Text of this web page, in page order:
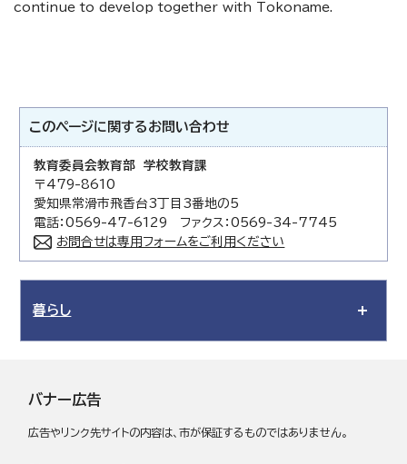
continue to develop together with Tokoname.
このページに関する お問い合わせ
教育委員会教育部 学校教育課
〒479-8610
愛知県常滑市飛香台3丁目3番地の5
電話：0569-47-6129 ファクス：0569-34-7745
お問合せは専用フォームをご利用ください
暮らし
バナー広告
広告やリンク先サイトの内容は、市が保証するものではありません。